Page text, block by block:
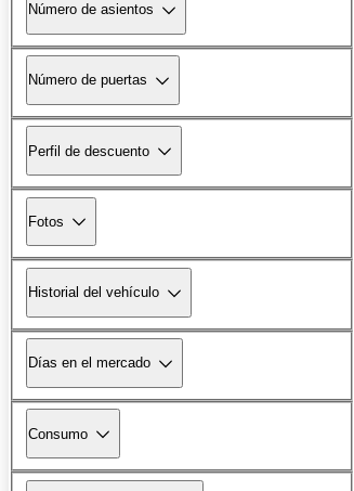
Número de asientos
Número de puertas
Perfil de descuento
Fotos
Historial del vehículo
Días en el mercado
Consumo